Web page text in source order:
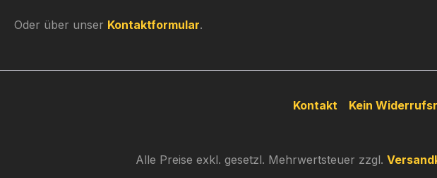
Oder über unser Kontaktformular.
Kontakt Kein
Alle Preise exkl. gesetzl. Mehrwertsteuer zzgl.